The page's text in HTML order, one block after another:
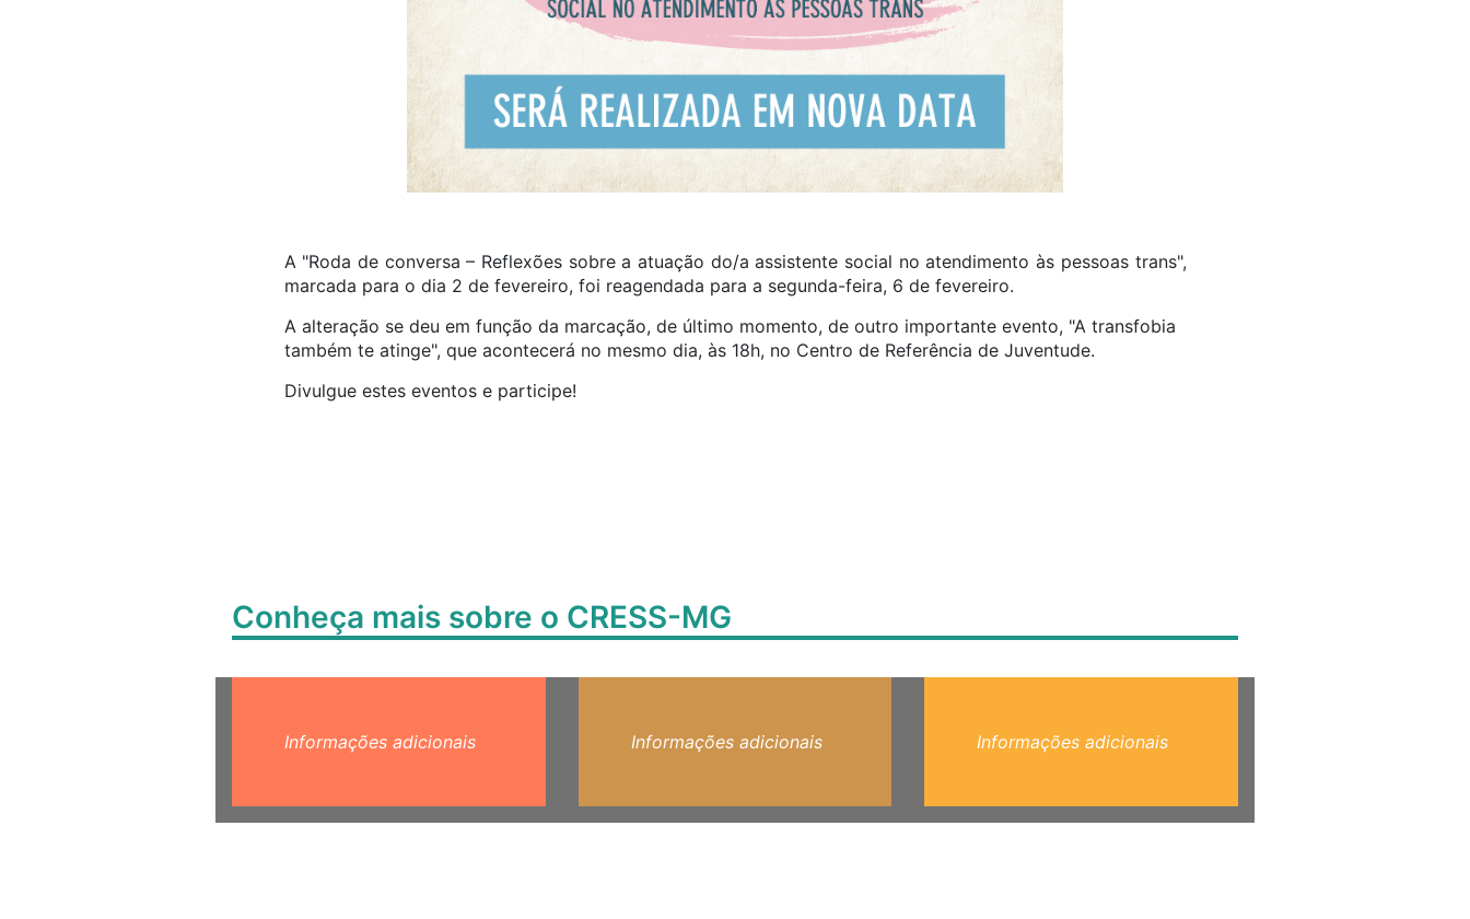
A "Roda de conversa – Reflexões sobre a atuação do/a assistente social no atendimento às pessoas trans",
marcada para o dia 2 de fevereiro, foi reagendada para a segunda-feira, 6 de fevereiro.
A alteração se deu em função da marcação, de último momento, de outro importante evento, "A transfobia
também te atinge", que acontecerá no mesmo dia, às 18h, no Centro de Referência de Juventude.
Divulgue estes eventos e participe!
Conheça mais sobre o CRESS-MG
Informações adicionais Informações adicionais Informações adicionais